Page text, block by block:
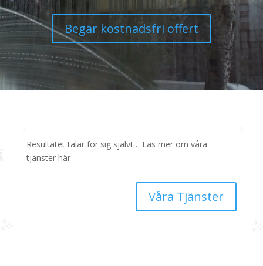
Begär kostnadsfri offert
Resultatet talar för sig självt… Läs mer om våra
tjänster här
Våra Tjänster